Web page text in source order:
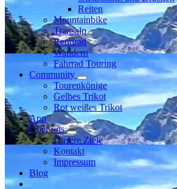
Reiten
Mountainbike
Transalp
Rennrad
Wandern
Fahrrad Touring
Community
Tourenkönige
Gelbes Trikot
Rot weißes Trikot
App
Über uns
Unsere Ziele
Kontakt
Impressum
Blog